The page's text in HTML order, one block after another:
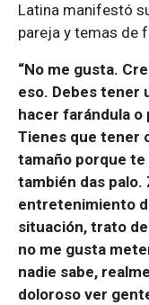
Latina manifestó
pareja y temas de
“No me gusta.
eso. Debes tener
hacer farándula
Tienes que tener
tamaño porque te
también das palo.
entretenimiento
situación, trato
no me gusta
nadie sabe,
doloroso ver